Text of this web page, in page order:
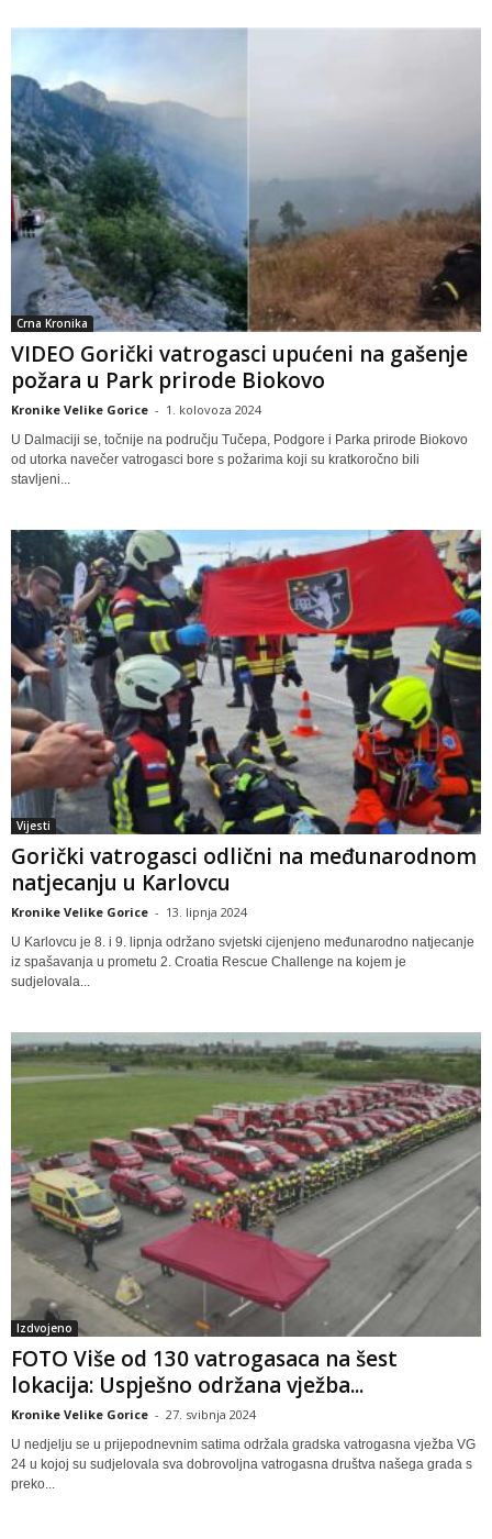
Crna Kronika
VIDEO Gorički vatrogasci upućeni na gašenje
požara u Park prirode Biokovo
Kronike Velike Gorice - 1. kolovoza 2024
U Dalmaciji se, točnije na području Tučepa, Podgore i Parka prirode Biokovo
od utorka navečer vatrogasci bore s požarima koji su kratkoročno bili
stavljeni...
Vijesti
Gorički vatrogasci odlični na međunarodnom
natjecanju u Karlovcu
Kronike Velike Gorice - 13. lipnja 2024
U Karlovcu je 8. i 9. lipnja održano svjetski cijenjeno međunarodno natjecanje
iz spašavanja u prometu 2. Croatia Rescue Challenge na kojem je
sudjelovala...
Izdvojeno
FOTO Više od 130 vatrogasaca na šest
lokacija: Uspješno održana vježba...
Kronike Velike Gorice - 27. svibnja 2024
U nedjelju se u prijepodnevnim satima održala gradska vatrogasna vježba VG
24 u kojoj su sudjelovala sva dobrovoljna vatrogasna društva našega grada s
preko...